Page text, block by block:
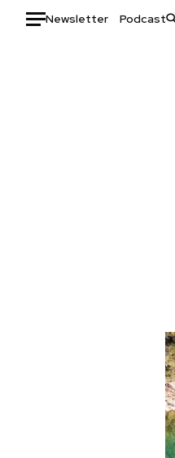
Newsletter Podcast